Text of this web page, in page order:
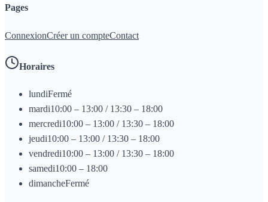
Pages
ConnexionCréer un compteContact
Horaires
lundiFermé
mardi10:00 – 13:00 / 13:30 – 18:00
mercredi10:00 – 13:00 / 13:30 – 18:00
jeudi10:00 – 13:00 / 13:30 – 18:00
vendredi10:00 – 13:00 / 13:30 – 18:00
samedi10:00 – 18:00
dimancheFermé